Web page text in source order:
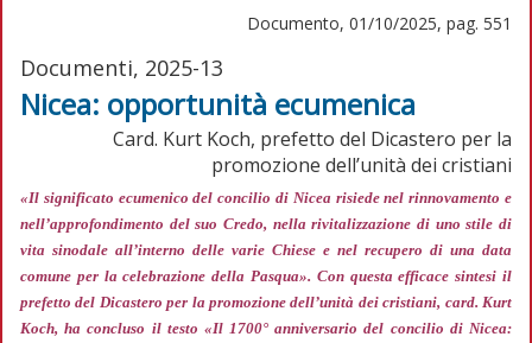
Documento, 01/10/2025, pag. 551
Documenti, 2025-13
Nicea: opportunità ecumenica
Card. Kurt Koch, prefetto del Dicastero per la
promozione dell’unità dei cristiani
«Il significato ecumenico del concilio di Nicea risiede nel rinnovamento e
nell’approfondimento del suo Credo, nella rivitalizzazione di uno stile di
vita sinodale all’interno delle varie Chiese e nel recupero di una data
comune per la celebrazione della Pasqua». Con questa efficace sintesi il
prefetto del Dicastero per la promozione dell’unità dei cristiani, card. Kurt
Koch, ha concluso il testo «Il 1700° anniversario del concilio di Nicea: